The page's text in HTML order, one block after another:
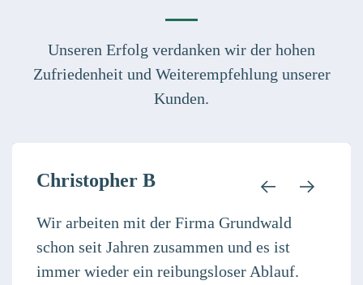
Unseren Erfolg verdanken wir der hohen
Zufriedenheit und Weiterempfehlung unserer
Kunden.
Christopher B
Wir arbeiten mit der Firma Grundwald
schon seit Jahren zusammen und es ist
immer wieder ein reibungsloser Ablauf.